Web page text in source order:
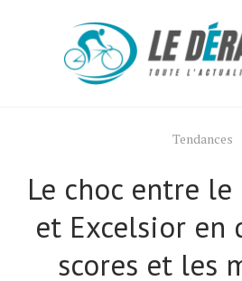
Tendances
Le choc entre
et Excelsior en
scores et les